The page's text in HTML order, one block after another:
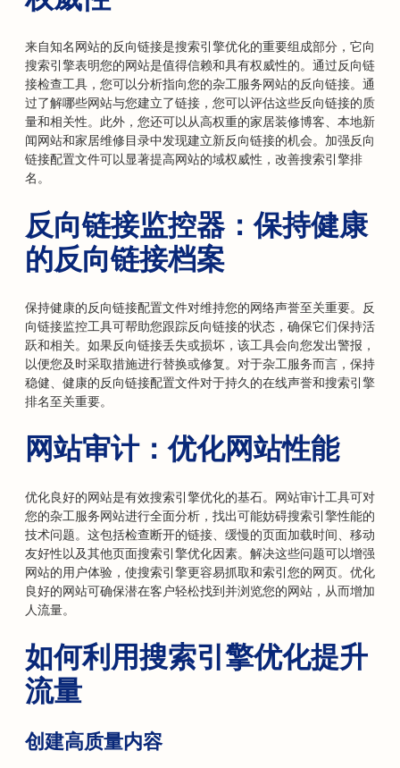
来自知名网站的反向链接是搜索引擎优化的重要组成部分，它向
搜索引擎表明您的网站是值得信赖和具有权威性的。通过反向链
接检查工具，您可以分析指向您的杂工服务网站的反向链接。通
过了解哪些网站与您建立了链接，您可以评估这些反向链接的质
量和相关性。此外，您还可以从高权重的家居装修博客、本地新
闻网站和家居维修目录中发现建立新反向链接的机会。加强反向
链接配置文件可以显著提高网站的域权威性，改善搜索引擎排
名。
反向链接监控器：保持健康
的反向链接档案
保持健康的反向链接配置文件对维持您的网络声誉至关重要。反
向链接监控工具可帮助您跟踪反向链接的状态，确保它们保持活
跃和相关。如果反向链接丢失或损坏，该工具会向您发出警报，
以便您及时采取措施进行替换或修复。对于杂工服务而言，保持
稳健、健康的反向链接配置文件对于持久的在线声誉和搜索引擎
排名至关重要。
网站审计：优化网站性能
优化良好的网站是有效搜索引擎优化的基石。网站审计工具可对
您的杂工服务网站进行全面分析，找出可能妨碍搜索引擎性能的
技术问题。这包括检查断开的链接、缓慢的页面加载时间、移动
友好性以及其他页面搜索引擎优化因素。解决这些问题可以增强
网站的用户体验，使搜索引擎更容易抓取和索引您的网页。优化
良好的网站可确保潜在客户轻松找到并浏览您的网站，从而增加
人流量。
如何利用搜索引擎优化提升
流量
创建高质量内容